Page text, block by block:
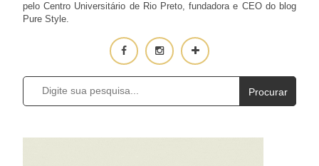
pelo Centro Universitário de Rio Preto, fundadora e CEO do blog
Pure Style.
Procurar